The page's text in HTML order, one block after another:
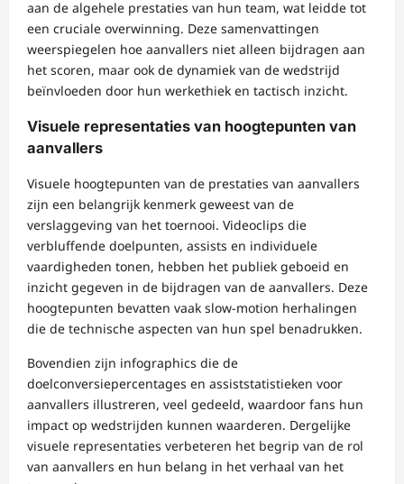
aan de algehele prestaties van hun team, wat leidde tot
een cruciale overwinning. Deze samenvattingen
weerspiegelen hoe aanvallers niet alleen bijdragen aan
het scoren, maar ook de dynamiek van de wedstrijd
beïnvloeden door hun werkethiek en tactisch inzicht.
Visuele representaties van hoogtepunten van
aanvallers
Visuele hoogtepunten van de prestaties van aanvallers
zijn een belangrijk kenmerk geweest van de
verslaggeving van het toernooi. Videoclips die
verbluffende doelpunten, assists en individuele
vaardigheden tonen, hebben het publiek geboeid en
inzicht gegeven in de bijdragen van de aanvallers. Deze
hoogtepunten bevatten vaak slow-motion herhalingen
die de technische aspecten van hun spel benadrukken.
Bovendien zijn infographics die de
doelconversiepercentages en assiststatistieken voor
aanvallers illustreren, veel gedeeld, waardoor fans hun
impact op wedstrijden kunnen waarderen. Dergelijke
visuele representaties verbeteren het begrip van de rol
van aanvallers en hun belang in het verhaal van het